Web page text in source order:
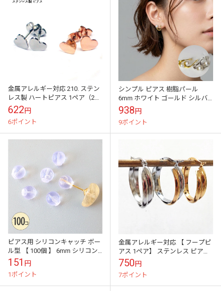
金属アレルギー対応 210. ステン
レス製 ハートピアス 1ペア（2
個）スタッド ピアス シンプル ス
テンレス シルバー ピンクゴ...
622円
6ポイント
シンプル ピアス 樹脂パール
6mm ホワイト ゴールド シルバ
ー 可愛い【a-e327】
938円
9ポイント
ピアス用 シリコンキャッチ ボー
ル型 【 100個 】 6mm シリコン
キャッチ イヤカフ ボール 非貫通
球形 丸型 クリアー ...
151 円
1ポイント
金属アレルギー対応 【 フープピ
アス 1ペア】 ステンレス ピアス
ゴールド シルバー バイカラー 国
内発送
750円
7ポイント